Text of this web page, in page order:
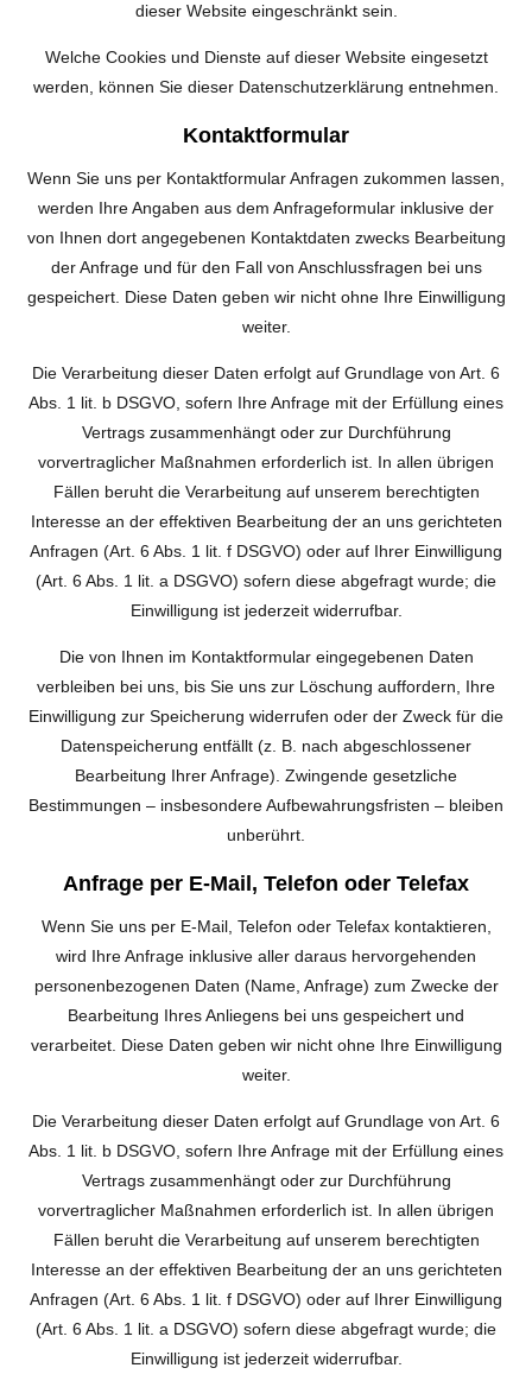
dieser Website eingeschränkt sein.
Welche Cookies und Dienste auf dieser Website eingesetzt
werden, können Sie dieser Datenschutzerklärung entnehmen.
Kontaktformular
Wenn Sie uns per Kontaktformular Anfragen zukommen lassen,
werden Ihre Angaben aus dem Anfrageformular inklusive der
von Ihnen dort angegebenen Kontaktdaten zwecks Bearbeitung
der Anfrage und für den Fall von Anschlussfragen bei uns
gespeichert. Diese Daten geben wir nicht ohne Ihre Einwilligung
weiter.
Die Verarbeitung dieser Daten erfolgt auf Grundlage von Art. 6
Abs. 1 lit. b DSGVO, sofern Ihre Anfrage mit der Erfüllung eines
Vertrags zusammenhängt oder zur Durchführung
vorvertraglicher Maßnahmen erforderlich ist. In allen übrigen
Fällen beruht die Verarbeitung auf unserem berechtigten
Interesse an der effektiven Bearbeitung der an uns gerichteten
Anfragen (Art. 6 Abs. 1 lit. f DSGVO) oder auf Ihrer Einwilligung
(Art. 6 Abs. 1 lit. a DSGVO) sofern diese abgefragt wurde; die
Einwilligung ist jederzeit widerrufbar.
Die von Ihnen im Kontaktformular eingegebenen Daten
verbleiben bei uns, bis Sie uns zur Löschung auffordern, Ihre
Einwilligung zur Speicherung widerrufen oder der Zweck für die
Datenspeicherung entfällt (z. B. nach abgeschlossener
Bearbeitung Ihrer Anfrage). Zwingende gesetzliche
Bestimmungen – insbesondere Aufbewahrungsfristen – bleiben
unberührt.
Anfrage per E-Mail, Telefon oder Telefax
Wenn Sie uns per E-Mail, Telefon oder Telefax kontaktieren,
wird Ihre Anfrage inklusive aller daraus hervorgehenden
personenbezogenen Daten (Name, Anfrage) zum Zwecke der
Bearbeitung Ihres Anliegens bei uns gespeichert und
verarbeitet. Diese Daten geben wir nicht ohne Ihre Einwilligung
weiter.
Die Verarbeitung dieser Daten erfolgt auf Grundlage von Art. 6
Abs. 1 lit. b DSGVO, sofern Ihre Anfrage mit der Erfüllung eines
Vertrags zusammenhängt oder zur Durchführung
vorvertraglicher Maßnahmen erforderlich ist. In allen übrigen
Fällen beruht die Verarbeitung auf unserem berechtigten
Interesse an der effektiven Bearbeitung der an uns gerichteten
Anfragen (Art. 6 Abs. 1 lit. f DSGVO) oder auf Ihrer Einwilligung
(Art. 6 Abs. 1 lit. a DSGVO) sofern diese abgefragt wurde; die
Einwilligung ist jederzeit widerrufbar.